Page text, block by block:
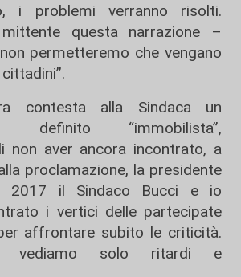
i problemi verranno risolti.
questa narrazione –
permetteremo che vengano
contesta alla Sindaca un
definito “immobilista”,
non aver ancora incontrato, a
proclamazione, la presidente
2017 il Sindaco Bucci e io
i vertici delle partecipate
affrontare subito le criticità.
vediamo solo ritardi e